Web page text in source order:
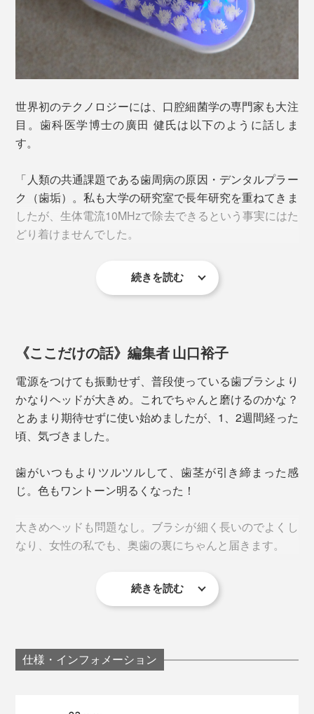
歯ブラシを動かすのは、食べカスをかき出すための最小
限の動きでOK。歯茎が弱っている人、インプラントや
ブリッジで歯磨きが難しい人には特におすすめです。
電源は充電方式。ゼロからフル充電までは約3時間、1回
2分、1日3回の使用で、約2週間使用可能。残量20％以
下になると、LEDが点滅して教えてくれます。
ブラシの使用目安は2、3ヶ月。本品にはあらかじめ3本
世界初のテクノロジーには、口腔細菌学の専門家も大注
目。歯科医学博士の廣田 健氏は以下のように話しま
す。
「人類の共通課題である歯周病の原因・デンタルプラー
ク（歯垢）。私も大学の研究室で長年研究を重ねてきま
したが、生体電流10MHzで除去できるという事実にはた
どり着けませんでした。
生体電流を発生させる装置についてもある程度の知識は
この技術は人類にとってこれからの歯周病のみならずす
べての口腔ケアに欠かせないものになっていくことと思
います」
廣田 健氏 ／ 歯科医学博士。社団法人ABM理事長。現在
音が出ます
続きを読む
《ここだけの話》編集者 山口裕子
電源をつけても振動せず、普段使っている歯ブラシより
かなりヘッドが大きめ。これでちゃんと磨けるのかな？
とあまり期待せずに使い始めましたが、1、2週間経った
頃、気づきました。
歯がいつもよりツルツルして、歯茎が引き締まった感
じ。色もワントーン明るくなった！
大きめヘッドも問題なし。ブラシが細く長いのでよくし
なり、女性の私でも、奥歯の裏にちゃんと届きます。
続きを読む
仕様・インフォメーション